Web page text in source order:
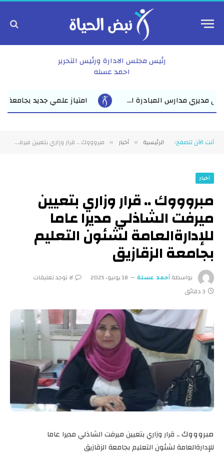
رئيس مجلس الادارة ورئيس التحرير
احمد عسله
امتياز علمي جديد بجامعة الزقازيق مناقشة رسالة ماجستير للباحث
أنت الآن تتصفح: الرئيسية » أخبار » مبروووك .. قرار وزاري بتعيين ميرفت الشاذلي مديرا عاما للإدارةالعامة لشئون التعليم بجامعة الزقازيق
أخبار
مبروووك .. قرار وزاري بتعيين
ميرفت الشاذلي مديرا عاما
للإدارةالعامة لشئون التعليم
بجامعة الزقازيق
بواسطةأحمد عسلة 18 يونيو، 2025
لا توجد تعليقات
3 دقائق
مبروووك .. قرار وزاري بتعيين ميرفت الشاذلي مديرا عاما
للإدارةالعامة لشئون التعليم بجامعة الزقازيق